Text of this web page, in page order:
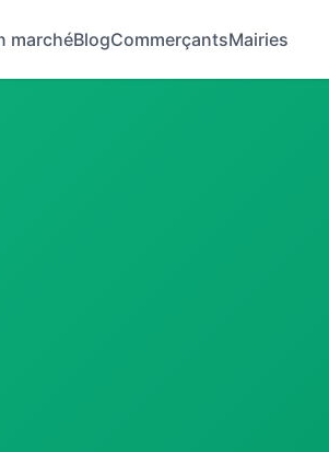
marchéBlogCommerçantsMairies